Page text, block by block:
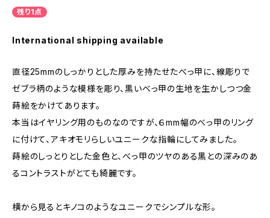
残り1点
International shipping available
直径25mmのしっかりとした厚みを持たせたべっ甲に、線彫りで
ゼブラ柄のような模様を彫り、黒いべっ甲の生地を生かしつつ金
蒔絵をかけてあります。
本当はイヤリング用のものなのですが、６mm幅のべっ甲のリング
に付けて、アキオモリらしいユニークな指輪にしてみました。
蒔絵のしっとりとした金色と、べっ甲のツヤのある黒との深みのあ
るコントラストがとても綺麗です。
横から見るとキノコのようなユニークでシンプルな形。